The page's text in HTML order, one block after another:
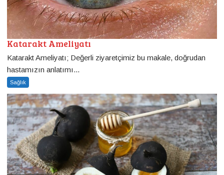
Katarakt Ameliyatı
Katarakt Ameliyatı; Değerli ziyaretçimiz bu makale, doğrudan
hastamızın anlatımı...
Sağlık